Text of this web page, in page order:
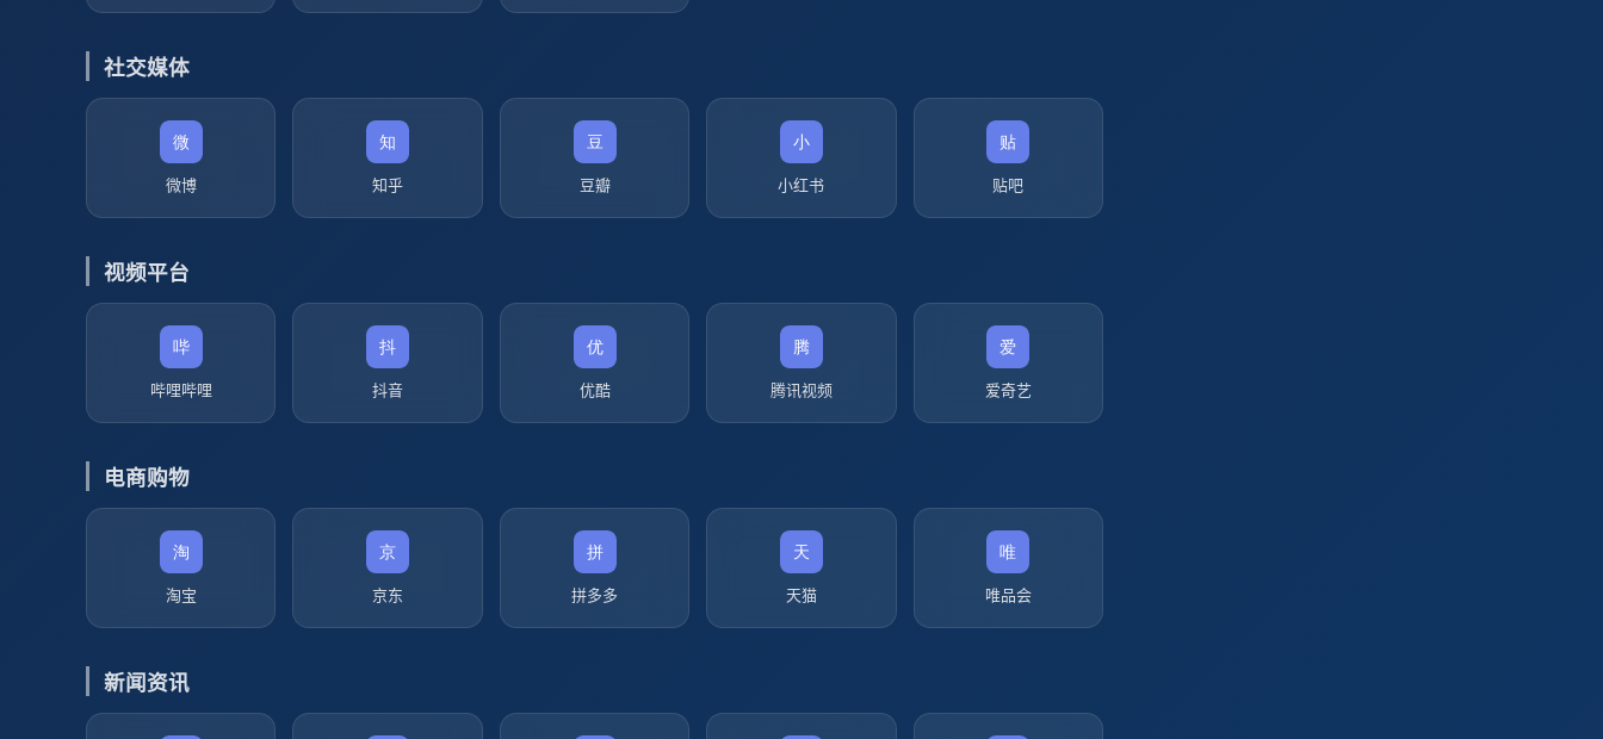
社交媒体
微博 知乎 豆瓣 小红书 贴吧
视频平台
哔哩哔哩 抖音 优酷 腾讯视频 爱奇艺
电商购物
淘宝 京东 拼多多 天猫 唯品会
新闻资讯